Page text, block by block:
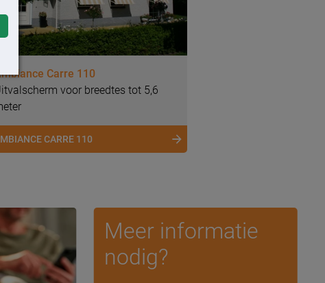
Carre 110
voor breedtes tot 5,6
CARRE 110
Meer informatie
nodig?